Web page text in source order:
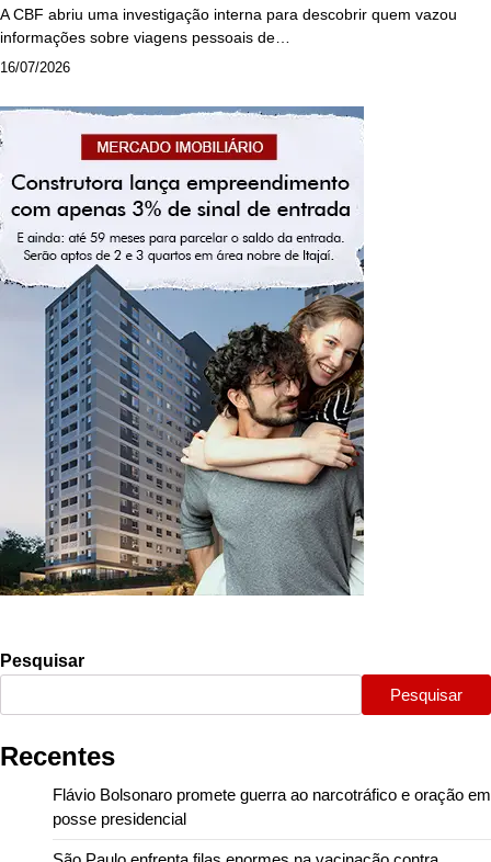
A CBF abriu uma investigação interna para descobrir quem vazou
informações sobre viagens pessoais de…
16/07/2026
Pesquisar
Pesquisar
Recentes
Flávio Bolsonaro promete guerra ao narcotráfico e oração em
posse presidencial